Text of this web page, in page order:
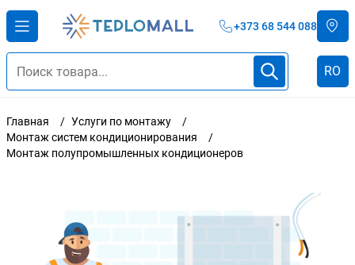
+373 68 544 088
RO
Главная
Услуги по монтажу
Монтаж систем кондиционирования
Монтаж полупромышленных кондиционеров